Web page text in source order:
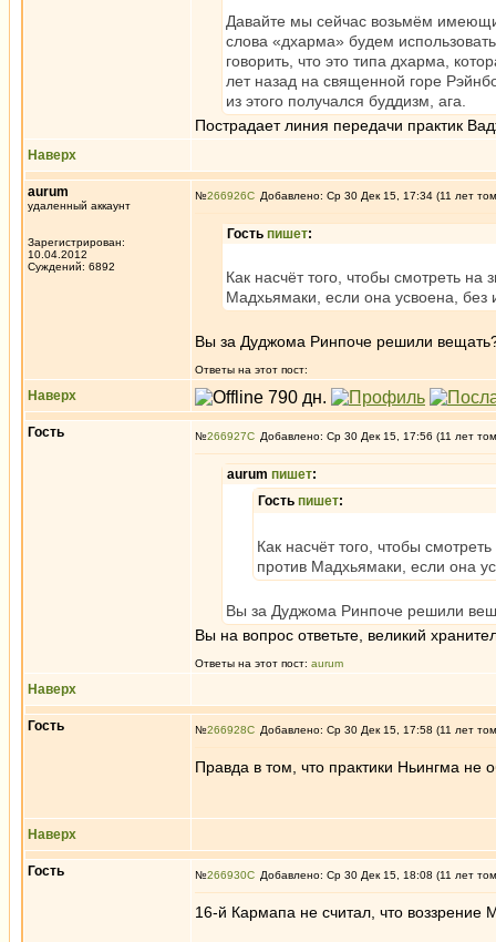
Давайте мы сейчас возьмём
слова «дхарма» будем
говорить, что это типа дхарма,
лет назад на священной горе
из этого получался буддизм, ага.
Пострадает линия передачи практик
Наверх
aurum
удаленный аккаунт
Зарегистрирован:
10.04.2012
Суждений: 6892
№266926 Добавлено: Ср 30 Дек 15, 17:34 (11 лет
Гость пишет:
Как насчёт того, чтобы смотреть
Мадхьямаки, если она усвоена,
Вы за Дуджома Ринпоче решили
Ответы на этот пост:
Наверх
Гость №266927 Добавлено: Ср 30 Дек 15, 17:56 (11 лет
aurum пишет:
Гость пишет:
Как насчёт того, чтобы
против Мадхьямаки, если она
Вы за Дуджома Ринпоче решили
Вы на вопрос ответьте, великий
Ответы на этот пост: aurum
Наверх
Гость №266928 Добавлено: Ср 30 Дек 15, 17:58 (11 лет
Правда в том, что практики Ньингма не
Наверх
Гость №266930 Добавлено: Ср 30 Дек 15, 18:08 (11 лет
16-й Кармапа не считал, что воззрение